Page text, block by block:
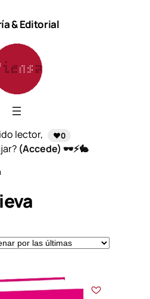
& Editorial
lector, ❤️0
(Accede) 🕶️⚡🐇